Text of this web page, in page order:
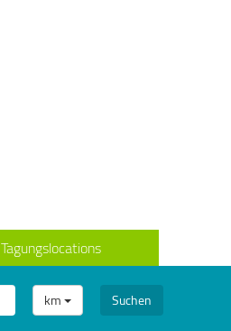
Tagungslocations
km Suchen